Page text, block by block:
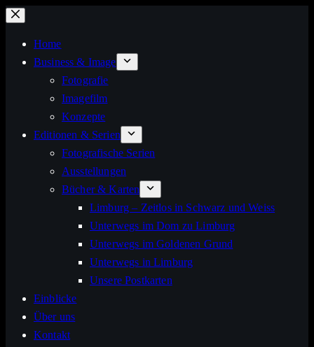
Zum
springen
Home
Business & Image
Fotografie
Imagefilm
Konzepte
Editionen & Serien
Fotografische Serien
Ausstellungen
Bücher & Karten
Limburg – Zeitlos in Schwarz und Weiss
Unterwegs im Dom zu Limburg
Unterwegs im Goldenen Grund
Unterwegs in Limburg
Unsere Postkarten
Einblicke
Über uns
Kontakt